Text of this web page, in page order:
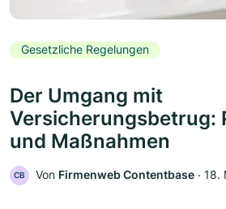
Gesetzliche Regelungen
Der Umgang mit
Versicherungsbetrug:
und Maßnahmen
CB Von Firmenweb Contentbase ‧ 18.